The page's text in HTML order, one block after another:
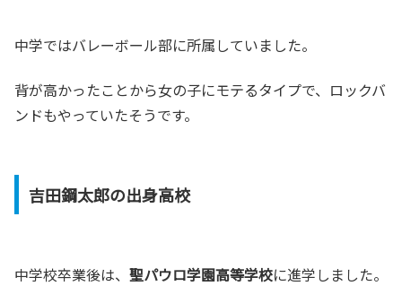
中学ではバレーボール部に所属していました。
背が高かったことから女の子にモテるタイプで、ロックバ
ンドもやっていたそうです。
吉田鋼太郎の出身高校
中学校卒業後は、 聖パウロ学園高等学校に進学しました。